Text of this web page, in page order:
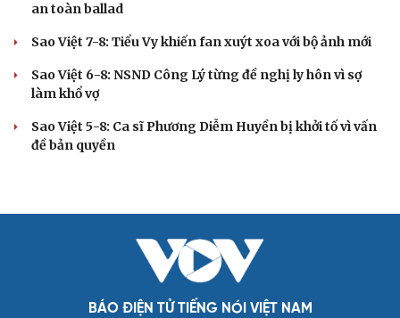
an toàn ballad
Sao Việt 7-8: Tiểu Vy khiến fan xuýt xoa với bộ ảnh mới
Sao Việt 6-8: NSND Công Lý từng đề nghị ly hôn vì sợ
làm khổ vợ
Sao Việt 5-8: Ca sĩ Phương Diễm Huyền bị khởi tố vì vấn
đề bản quyền
BÁO ĐIỆN TỬ TIẾNG NÓI VIỆT NAM